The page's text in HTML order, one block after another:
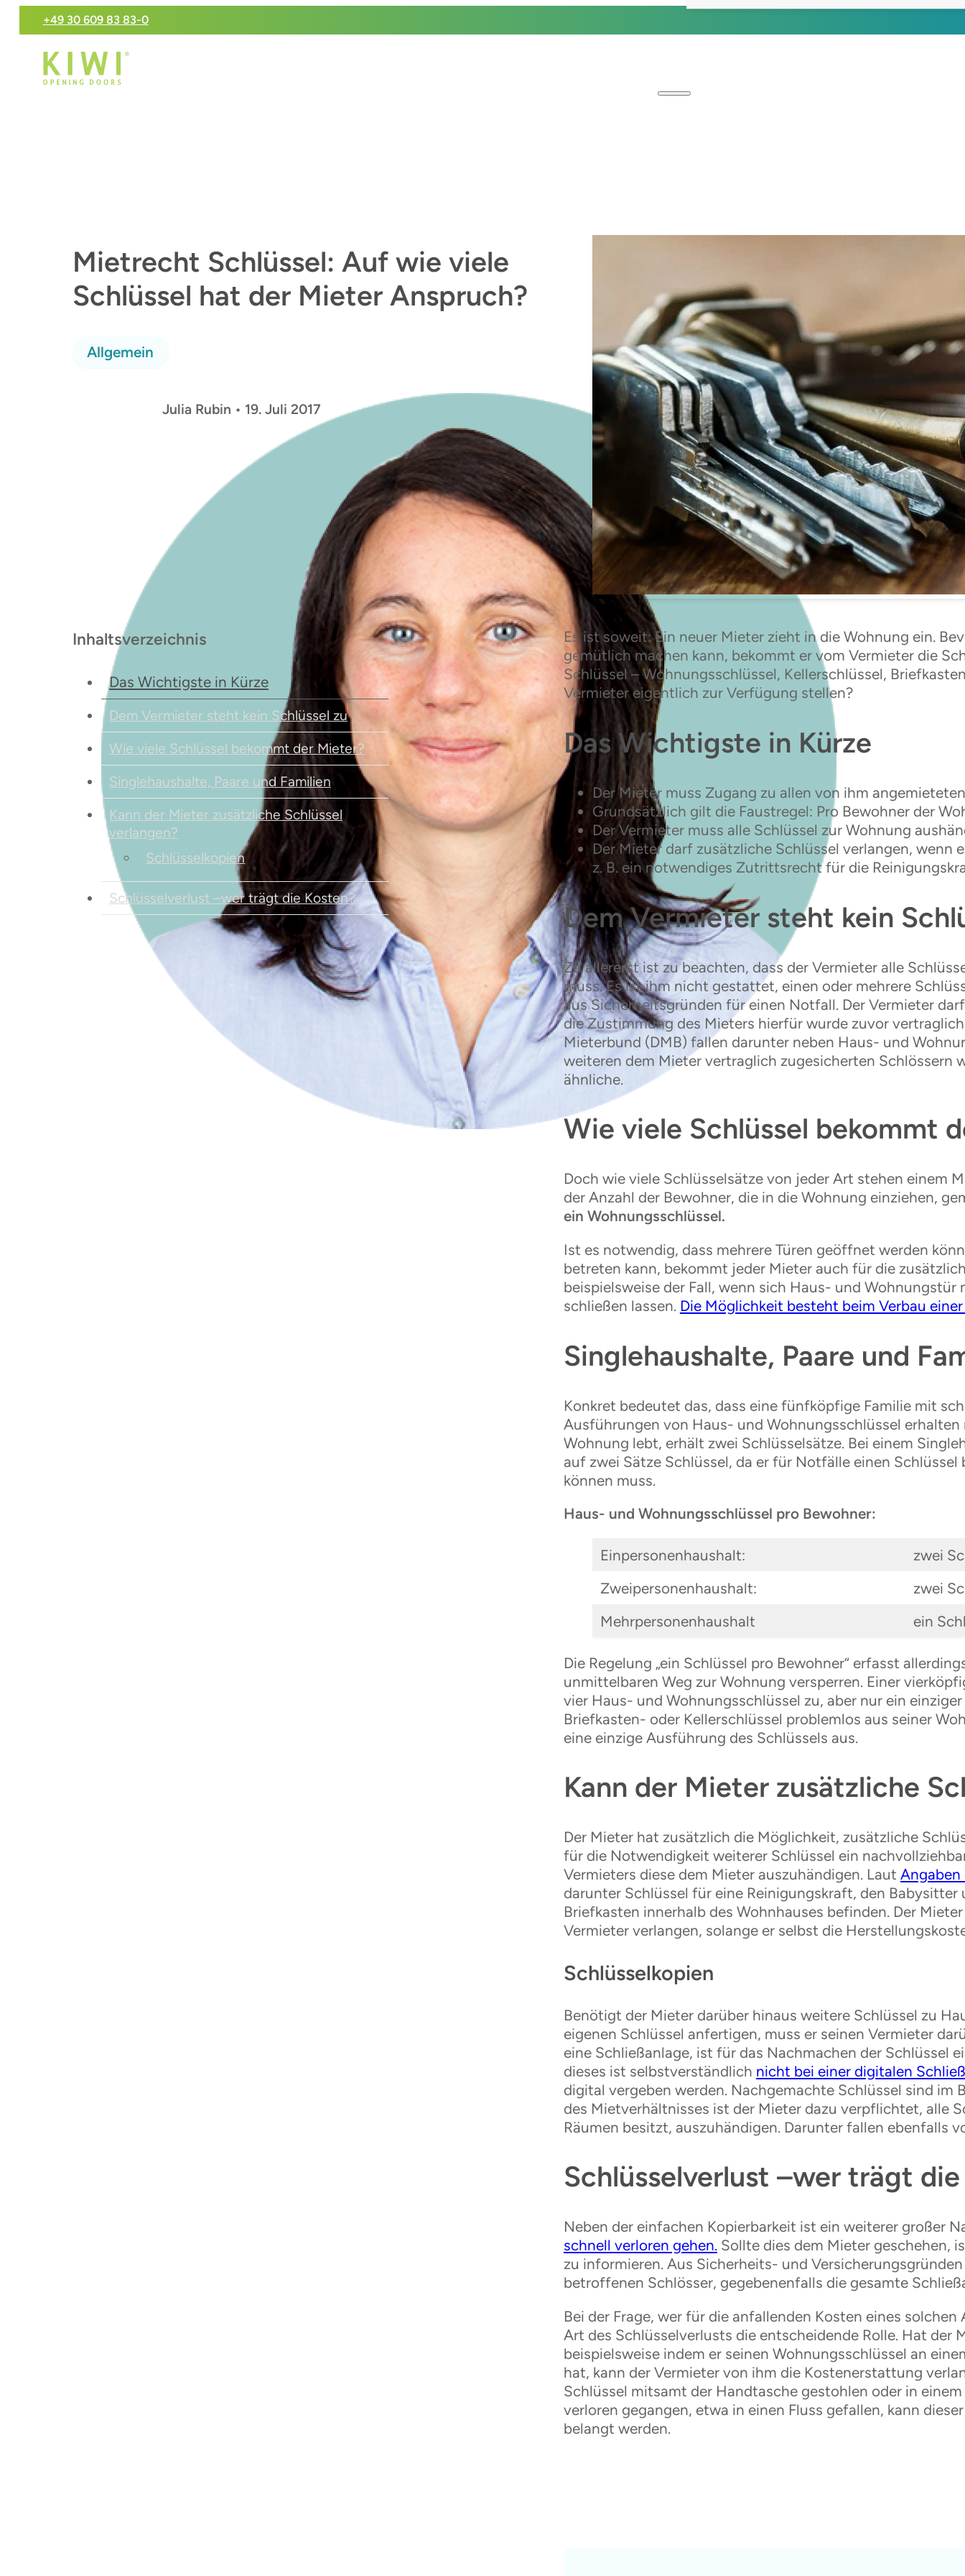
+49 30 609 83 83-0
Mietrecht Schlüssel: Auf wie viele
Schlüssel hat der Mieter Anspruch?
Allgemein
Julia Rubin • 19. Juli 2017
Es ist soweit: Ein neuer Mieter zieht in die Wohnung ein.
gemütlich machen kann, bekommt er vom Vermieter die
Schlüssel – Wohnungsschlüssel, Kellerschlüssel,
Vermieter eigentlich zur Verfügung stellen?
Das Wichtigste in Kürze
Der Mieter muss Zugang zu allen von ihm
Grundsätzlich gilt die Faustregel: Pro Bewohner der
Der Vermieter muss alle Schlüssel zur Wohnung
Der Mieter darf zusätzliche Schlüssel verlangen,
z. B. ein notwendiges Zutrittsrecht für die
Dem Vermieter steht kein
Zu allererst ist zu beachten, dass der Vermieter alle
muss. Es ist ihm nicht gestattet, einen oder mehrere
aus Sicherheitsgründen für einen Notfall. Der Vermieter
die Zustimmung des Mieters hierfür wurde zuvor
Mieterbund (DMB) fallen darunter neben Haus- und
weiteren dem Mieter vertraglich zugesicherten Schlössern
ähnliche.
Wie viele Schlüssel bekommt
Doch wie viele Schlüsselsätze von jeder Art stehen einem
der Anzahl der Bewohner, die in die Wohnung einziehen,
ein Wohnungsschlüssel.
Ist es notwendig, dass mehrere Türen geöffnet werden
betreten kann, bekommt jeder Mieter auch für die
beispielsweise der Fall, wenn sich Haus- und
schließen lassen. Die Möglichkeit besteht beim Verbau
Singlehaushalte, Paare und
Konkret bedeutet das, dass eine fünfköpfige Familie mit
Ausführungen von Haus- und Wohnungsschlüssel erhalten
Wohnung lebt, erhält zwei Schlüsselsätze. Bei einem
auf zwei Sätze Schlüssel, da er für Notfälle einen
können muss.
Haus- und Wohnungsschlüssel pro Bewohner:
Einpersonenhaushalt:
zwei
Zweipersonenhaushalt:
zwei
Mehrpersonenhaushalt
ein
Die Regelung „ein Schlüssel pro Bewohner“ erfasst
unmittelbaren Weg zur Wohnung versperren. Einer
vier Haus- und Wohnungsschlüssel zu, aber nur ein
Briefkasten- oder Kellerschlüssel problemlos aus seiner
eine einzige Ausführung des Schlüssels aus.
Kann der Mieter zusätzliche
Der Mieter hat zusätzlich die Möglichkeit, zusätzliche
für die Notwendigkeit weiterer Schlüssel ein
Vermieters diese dem Mieter auszuhändigen. Laut Angaben
darunter Schlüssel für eine Reinigungskraft, den
Briefkasten innerhalb des Wohnhauses befinden. Der
Vermieter verlangen, solange er selbst die
Schlüsselkopien
Benötigt der Mieter darüber hinaus weitere Schlüssel zu
eigenen Schlüssel anfertigen, muss er seinen Vermieter
eine Schließanlage, ist für das Nachmachen der Schlüssel
dieses ist selbstverständlich nicht bei einer digitalen
digital vergeben werden. Nachgemachte Schlüssel sind im
des Mietverhältnisses ist der Mieter dazu verpflichtet, alle
Räumen besitzt, auszuhändigen. Darunter fallen ebenfalls
Schlüsselverlust –wer trägt
Neben der einfachen Kopierbarkeit ist ein weiterer großer
schnell verloren gehen.Sollte dies dem Mieter geschehen,
zu informieren. Aus Sicherheits- und
betroffenen Schlösser, gegebenenfalls die gesamte
Bei der Frage, wer für die anfallenden Kosten eines
Art des Schlüsselverlusts die entscheidende Rolle. Hat
beispielsweise indem er seinen Wohnungsschlüssel an
hat, kann der Vermieter von ihm die Kostenerstattung
Schlüssel mitsamt der Handtasche gestohlen oder in
verloren gegangen, etwa in einen Fluss gefallen, kann
belangt werden.
Inhaltsver­zeichnis
Das Wichtigste in Kürze
Dem Vermieter steht kein Schlüssel zu
Wie viele Schlüssel bekommt der Mieter?
Singlehaushalte, Paare und Familien
Kann der Mieter zusätzliche Schlüssel
verlangen?
Schlüsselkopien
Schlüsselverlust –wer trägt die Kosten?